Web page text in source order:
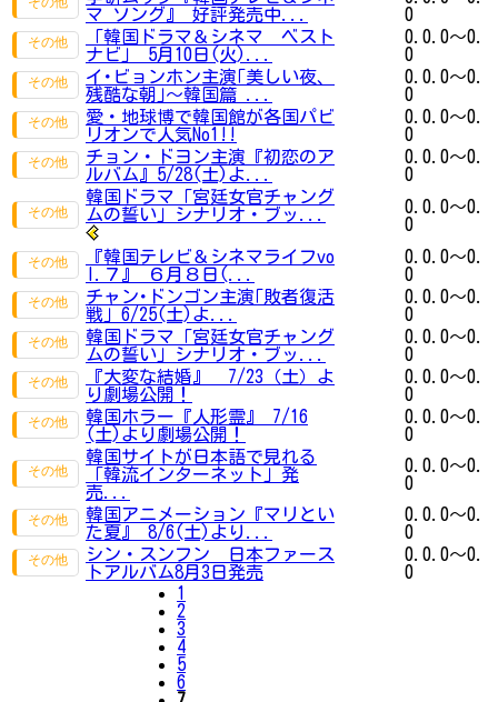
マ ソング』 好評発売中...
0
「韓国ドラマ＆シネマ ベスト
ナビ」 5月10日(火)...
0.0.0～0.
0
イ･ビョンホン主演｢美しい夜、
残酷な朝｣～韓国篇 ...
0.0.0～0.
0
愛・地球博で韓国館が各国パビ
リオンで人気No1!!
0.0.0～0.
0
チョン・ドヨン主演『初恋のア
ルバム』5/28(土)よ...
0.0.0～0.
0
韓国ドラマ「宮廷女官チャング
ムの誓い」シナリオ・ブッ...
0.0.0～0.
0
『韓国テレビ＆シネマライフvo
l.７』 ６月８日(...
0.0.0～0.
0
チャン･ドンゴン主演｢敗者復活
戦｣ 6/25(土)よ...
0.0.0～0.
0
韓国ドラマ「宮廷女官チャング
ムの誓い」シナリオ・ブッ...
0.0.0～0.
0
『大変な結婚』 7/23（土）よ
り劇場公開！
0.0.0～0.
0
韓国ホラー『人形霊』 7/16
(土)より劇場公開！
0.0.0～0.
0
韓国サイトが日本語で見れる
「韓流インターネット」発
売...
0.0.0～0.
0
韓国アニメーション『マリとい
た夏』 8/6(土)より...
0.0.0～0.
0
シン・スンフン 日本ファース
トアルバム8月3日発売
0.0.0～0.
0
1
2
3
4
5
6